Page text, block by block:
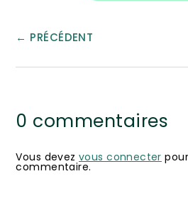
← PRÉCÉDENT
0 commentaires
Vous devezvous connecter
commentaire.